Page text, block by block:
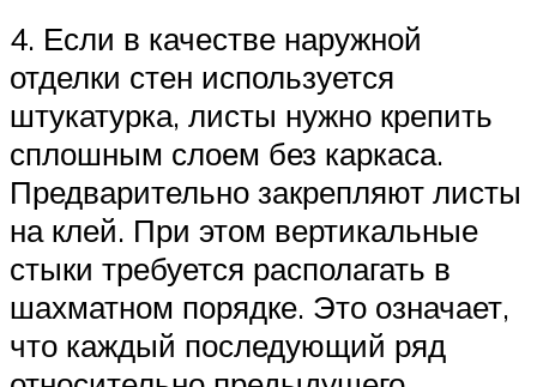
4. Если в качестве наружной
отделки стен используется
штукатурка, листы нужно крепить
сплошным слоем без каркаса.
Предварительно закрепляют листы
на клей. При этом вертикальные
стыки требуется располагать в
шахматном порядке. Это означает,
что каждый последующий ряд